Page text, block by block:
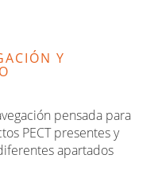
Y
pensada para
PECT presentes y
apartados